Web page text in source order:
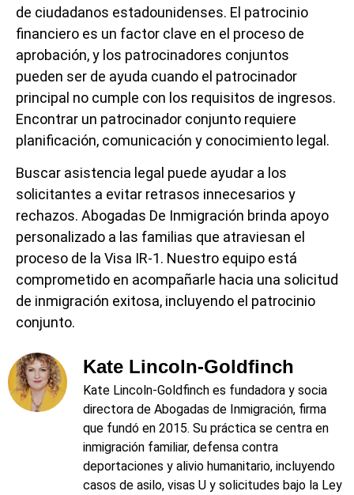
de ciudadanos estadounidenses. El patrocinio
financiero es un factor clave en el proceso de
aprobación, y los patrocinadores conjuntos
pueden ser de ayuda cuando el patrocinador
principal no cumple con los requisitos de ingresos.
Encontrar un patrocinador conjunto requiere
planificación, comunicación y conocimiento legal.
Buscar asistencia legal puede ayudar a los
solicitantes a evitar retrasos innecesarios y
rechazos. Abogadas De Inmigración brinda apoyo
personalizado a las familias que atraviesan el
proceso de la Visa IR-1. Nuestro equipo está
comprometido en acompañarle hacia una solicitud
de inmigración exitosa, incluyendo el patrocinio
conjunto.
Kate Lincoln-Goldfinch
Kate Lincoln‑Goldfinch es fundadora y socia
directora de Abogadas de Inmigración, firma
que fundó en 2015. Su práctica se centra en
inmigración familiar, defensa contra
deportaciones y alivio humanitario, incluyendo
casos de asilo, visas U y solicitudes bajo la Ley